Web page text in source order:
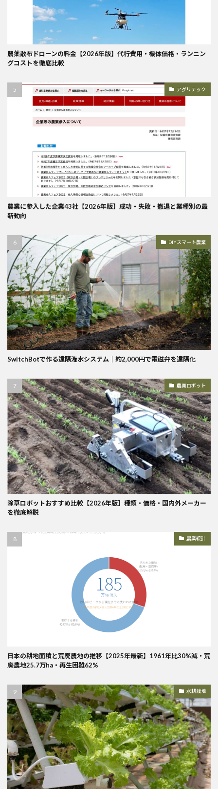
農薬散布ドローンの料金【2026年版】代行費用・機体価格・ランニン
グコストを徹底比較
アグリテック
農業に参入した企業43社【2026年版】成功・失敗・撤退と業種別の最
新動向
DIYスマート農業
SwitchBotで作る遠隔潅水システム｜約2,000円で電磁弁を遠隔化
農業ロボット
除草ロボットおすすめ比較【2026年版】種類・価格・国内外メーカー
を徹底解説
農業統計
日本の耕地面積と荒廃農地の推移【2025年最新】1961年比30%減・荒
廃農地25.7万ha・再生困難62%
水耕栽培